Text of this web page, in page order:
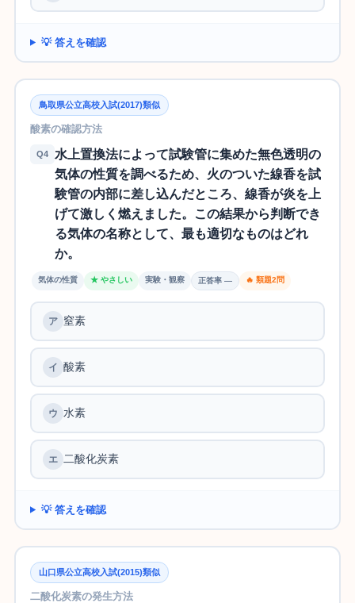
💡 答えを確認
鳥取県公立高校入試(2017)類似
酸素の確認方法
Q4
水上置換法によって試験管に集めた無色透明の
気体の性質を調べるため、火のついた線香を試
験管の内部に差し込んだところ、線香が炎を上
げて激しく燃えました。この結果から判断でき
る気体の名称として、最も適切なものはどれ
か。
気体の性質 ★ やさしい 実験・観察 正答率 — 🔥 類題2問
窒素
酸素
水素
二酸化炭素
💡 答えを確認
山口県公立高校入試(2015)類似
二酸化炭素の発生方法